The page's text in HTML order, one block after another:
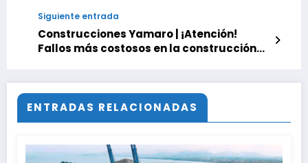
Siguiente entrada
Construcciones Yamaro | ¡Atención!
Fallos más costosos en la construcción
ENTRADAS RELACIONADAS